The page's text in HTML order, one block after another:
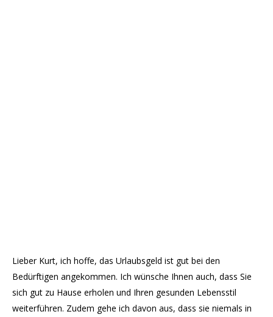
Lieber Kurt, ich hoffe, das Urlaubsgeld ist gut bei den
Bedürftigen angekommen. Ich wünsche Ihnen auch, dass Sie
sich gut zu Hause erholen und Ihren gesunden Lebensstil
weiterführen. Zudem gehe ich davon aus, dass sie niemals in